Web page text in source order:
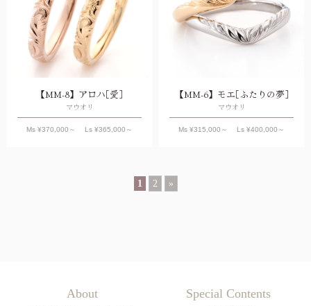
【MM-8】アロハ［愛］
マウオリ
Ms ¥370,000 ～ Ls ¥365,000 ～
【MM-6】モエ［ふたりの夢］
マウオリ
Ms ¥315,000 ～ Ls ¥400,000 ～
1 2 »
About Special Contents